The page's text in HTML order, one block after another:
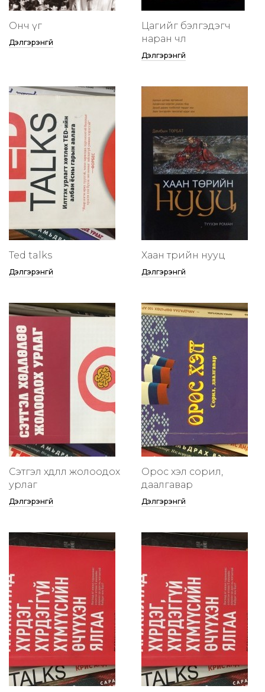
Онч үг
Дэлгэрэнгүй
Цагийг бэлгэдэгч
наран чөлөө
Дэлгэрэнгүй
Ted talks
Дэлгэрэнгүй
Хаан төрийн нууц
Дэлгэрэнгүй
Сэтгэл хөдлөлөө жолоодох
урлаг
Дэлгэрэнгүй
Орос хэл сорил,
даалгавар
Дэлгэрэнгүй